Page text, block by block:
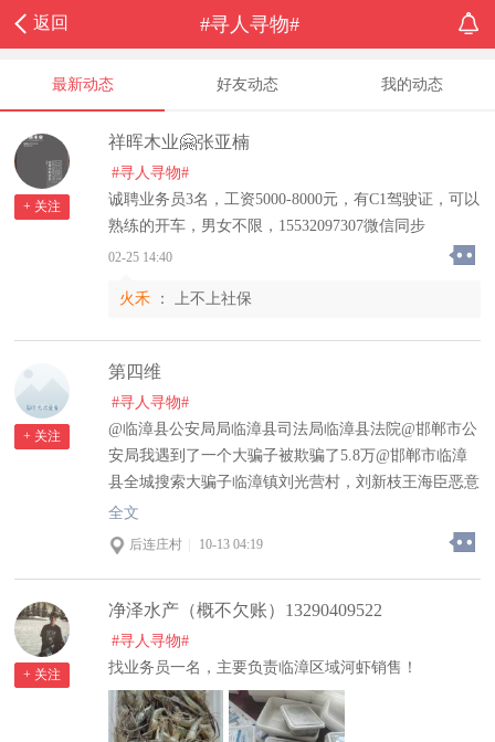
返回 #寻人寻物#
最新动态 好友动态 我的动态
+ 关注
祥晖木业🤗张亚楠
#寻人寻物#
诚聘业务员3名，工资5000-8000元，有C1驾驶证，可以
熟练的开车，男女不限，15532097307微信同步
02-25 14:40
火禾： 上不上社保
+ 关注
第四维
#寻人寻物#
@临漳县公安局局临漳县司法局临漳县法院@邯郸市公
安局我遇到了一个大骗子被欺骗了5.8万@邯郸市临漳
县全城搜索大骗子临漳镇刘光营村，刘新枝王海臣恶意
拖欠我的钱不还联合丁志娟欺骗欺诈我5.8万元，现在
是电不接微信把骗欺诈我5.8万元微信拉黑电话不接了
记录和还款记录证明人家确说丢了找不到了真是不要脸
到天理难容的地步，欠账不还天理难容，我定会通过法
律追回我的欠款，在他们最困难的时候我借给了他们
钱，没想到他们欺骗了最相信他的人啊！有群的多拉我
进几个群，大家也都帮忙给多多宣传，让大家看看他们
全文
后连庄村 10-13 04:19
+ 关注
净泽水产（概不欠账）13290409522
#寻人寻物#
找业务员一名，主要负责临漳区域河虾销售！